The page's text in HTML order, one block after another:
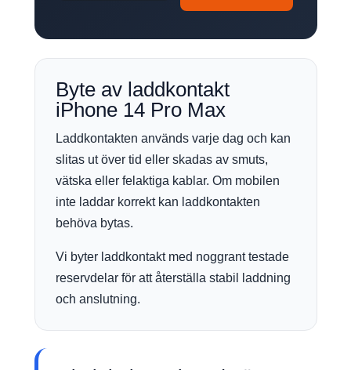
Byte av laddkontakt
iPhone 14 Pro Max
Laddkontakten används varje dag och kan
slitas ut över tid eller skadas av smuts,
vätska eller felaktiga kablar. Om mobilen
inte laddar korrekt kan laddkontakten
behöva bytas.
Vi byter laddkontakt med noggrant testade
reservdelar för att återställa stabil laddning
och anslutning.